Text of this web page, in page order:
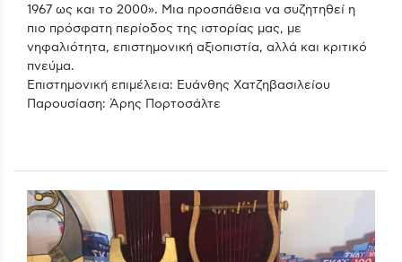
1967 ως και το 2000». Μια προσπάθεια να συζητηθεί η
πιο πρόσφατη περίοδος της ιστορίας μας, με
νηφαλιότητα, επιστημονική αξιοπιστία, αλλά και κριτικό
πνεύμα.
Επιστημονική επιμέλεια: Ευάνθης Χατζηβασιλείου
Παρουσίαση: Άρης Πορτοσάλτε